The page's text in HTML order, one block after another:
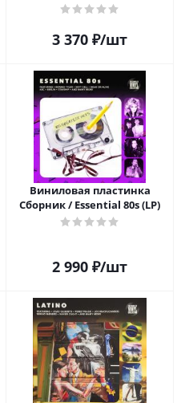
3 370 ₽/шт
Виниловая пластинка
Сборник / Essential 80s (LP)
2 990 ₽/шт